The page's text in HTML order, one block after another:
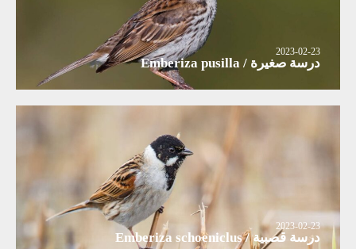
2023-02-23
درسة صغيرة / Emberiza pusilla
2023-02-23
درسة قصبية / Emberiza schoeniclus